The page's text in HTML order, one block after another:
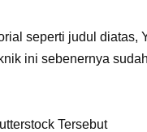
seperti judul diatas,
ini sebenernya
Tersebut